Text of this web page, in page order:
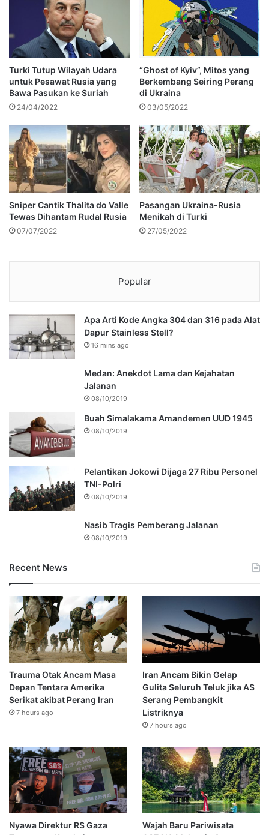
Turki Tutup Wilayah Udara
untuk Pesawat Rusia yang
Bawa Pasukan ke Suriah
24/04/2022
“Ghost of Kyiv”, Mitos yang
Berkembang Seiring Perang
di Ukraina
03/05/2022
Sniper Cantik Thalita do Valle
Tewas Dihantam Rudal Rusia
07/07/2022
Pasangan Ukraina-Rusia
Menikah di Turki
27/05/2022
Popular
Apa Arti Kode Angka 304 dan 316 pada Alat
Dapur Stainless Stell?
16 mins ago
Medan: Anekdot Lama dan Kejahatan
Jalanan
08/10/2019
Buah Simalakama Amandemen UUD 1945
08/10/2019
Pelantikan Jokowi Dijaga 27 Ribu Personel
TNI-Polri
08/10/2019
Nasib Tragis Pemberang Jalanan
08/10/2019
Recent News
Trauma Otak Ancam Masa
Depan Tentara Amerika
Serikat akibat Perang Iran
7 hours ago
Iran Ancam Bikin Gelap
Gulita Seluruh Teluk jika AS
Serang Pembangkit
Listriknya
7 hours ago
Nyawa Direktur RS Gaza
Wajah Baru Pariwisata